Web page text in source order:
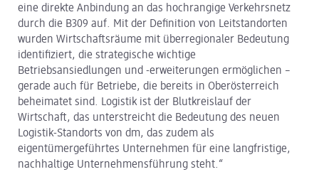
eine direkte Anbindung an das hochrangige Verkehrsnetz
durch die B309 auf. Mit der Definition von Leitstandorten
wurden Wirtschaftsräume mit überregionaler Bedeutung
identifiziert, die strategische wichtige
Betriebsansiedlungen und -erweiterungen ermöglichen –
gerade auch für Betriebe, die bereits in Oberösterreich
beheimatet sind. Logistik ist der Blutkreislauf der
Wirtschaft, das unterstreicht die Bedeutung des neuen
Logistik-Standorts von dm, das zudem als
eigentümergeführtes Unternehmen für eine langfristige,
nachhaltige Unternehmensführung steht.“